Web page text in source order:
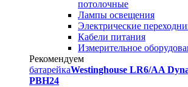
потолочные
Лампы освещения
Электрические
Кабели питания
Измерительное
Рекомендуем
батарейкаWestinghouse LR6/AA
PBH24